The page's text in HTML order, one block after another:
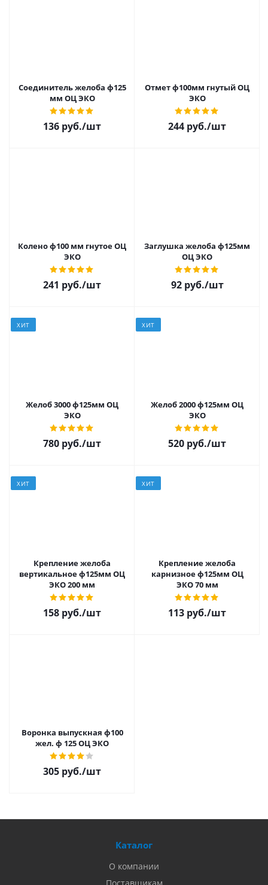
Соединитель желоба ф125
мм ОЦ ЭКО
136 руб./шт
Отмет ф100мм гнутый ОЦ
ЭКО
244 руб./шт
Колено ф100 мм гнутое ОЦ
ЭКО
241 руб./шт
Заглушка желоба ф125мм
ОЦ ЭКО
92 руб./шт
ХИТ
Желоб 3000 ф125мм ОЦ
ЭКО
780 руб./шт
ХИТ
Желоб 2000 ф125мм ОЦ
ЭКО
520 руб./шт
ХИТ
Крепление желоба
вертикальное ф125мм ОЦ
ЭКО 200 мм
158 руб./шт
ХИТ
Крепление желоба
карнизное ф125мм ОЦ
ЭКО 70 мм
113 руб./шт
Воронка выпускная ф100
жел. ф 125 ОЦ ЭКО
305 руб./шт
Каталог
О компании